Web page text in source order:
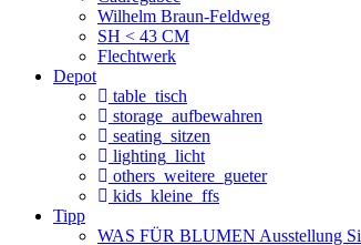
Wilhelm Braun-Feldweg
SH < 43 CM
Flechtwerk
Depot
table_tisch
storage_aufbewahren
seating_sitzen
lighting_licht
others_weitere_gueter
kids_kleine_ffs
Tipp
WAS FÜR BLUMEN Ausstellung